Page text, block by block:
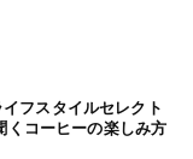
フスタイルセレクト
くコーヒーの楽しみ方